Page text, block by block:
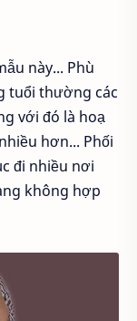
này... Phù
tuổi thường các
với đó là hoạ
hơn... Phối
đi nhiều nơi
không hợp